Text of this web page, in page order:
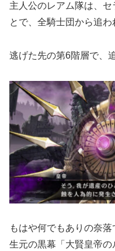
主人公のレアム隊は、
とで、全騎士団から追わ
逃げた先の第6階層で、
もはや何でもありの奈
生元の黒幕「大賢皇帝の